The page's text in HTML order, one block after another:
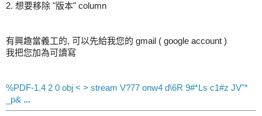
2. 想要移除 "版本" column
有興趣當義工的, 可以先給我您的 gmail ( google account )
我把您加為可讀寫
%PDF-1.4 2 0 obj < > stream V?77 onw4 d\6R 9#*Ls c1#z JV"*
_p& ...